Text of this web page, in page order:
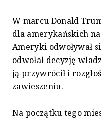
W marcu Donald
dla amerykańskich
Ameryki odwoływał
odwołał decyzję
ją przywrócił i
zawieszeniu.
Na początku tego